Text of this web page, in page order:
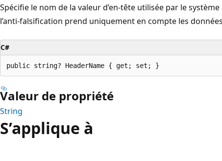
Spécifie le nom de la valeur d’en-tête utilisée par le
l’anti-falsification prend uniquement en compte les
C#
public string? HeaderName { get; set; }
Valeur de propriété
String
S’applique à